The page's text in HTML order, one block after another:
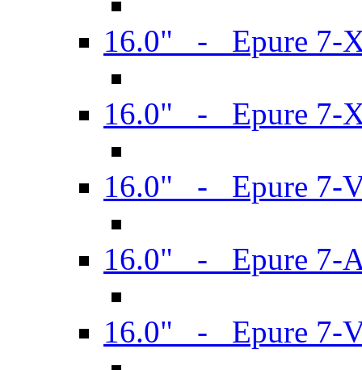
16.0" - Epure 7-
16.0" - Epure 7-
16.0" - Epure 7-
16.0" - Epure 7-
16.0" - Epure 7-